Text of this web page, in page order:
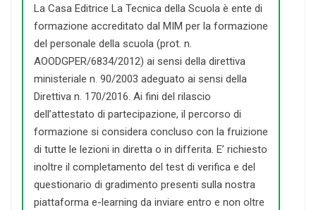
La Casa Editrice La Tecnica della Scuola è ente di
formazione accreditato dal MIM per la formazione
del personale della scuola (prot. n.
AOODGPER/6834/2012) ai sensi della direttiva
ministeriale n. 90/2003 adeguato ai sensi della
Direttiva n. 170/2016. Ai fini del rilascio
dell’attestato di partecipazione, il percorso di
formazione si considera concluso con la fruizione
di tutte le lezioni in diretta o in differita. E’ richiesto
inoltre il completamento del test di verifica e del
questionario di gradimento presenti sulla nostra
piattaforma e-learning da inviare entro e non oltre